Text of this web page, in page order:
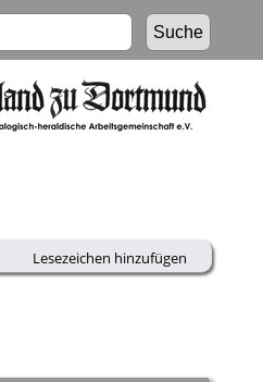
Lesezeichen hinzufügen